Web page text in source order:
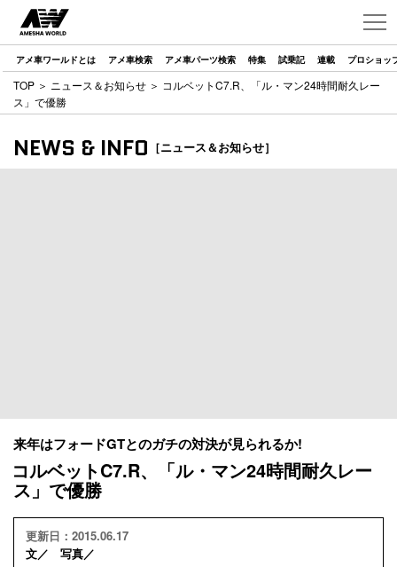
アメ車ワールドとは アメ車検索 アメ車パーツ検索 特集 試乗記 連載 プロショッ
TOP ＞ ニュース＆お知らせ ＞ コルベットC7.R、「ル・マン24時間耐久レー
ス」で優勝
NEWS & INFO ［ニュース＆お知らせ］
来年はフォードGTとのガチの対決が見られるか!
コルベットC7.R、「ル・マン24時間耐久レー
ス」で優勝
更新日：2015.06.17
文／ 写真／